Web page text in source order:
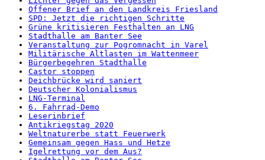
Offener Brief an den Landkreis Friesland
SPD: Jetzt die richtigen Schritte
Grüne kritisieren Festhalten an LNG
Stadthalle am Banter See
Veranstaltung zur Pogromnacht in Varel
Militärische Altlasten im Wattenmeer
Bürgerbegehren Stadthalle
Castor stoppen
Deichbrücke wird saniert
Deutscher Kolonialismus
LNG-Terminal
6. Fahrrad-Demo
Leserinbrief
Antikriegstag 2020
Weltnaturerbe statt Feuerwerk
Gemeinsam gegen Hass und Hetze
Igelrettung vor dem Aus?